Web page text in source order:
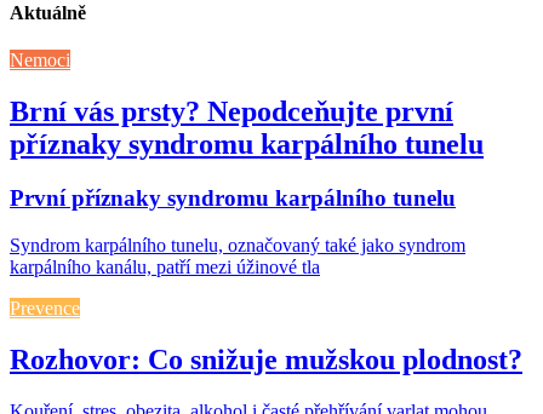
Aktuálně
Nemoci
Brní vás prsty? Nepodceňujte první
příznaky syndromu karpálního tunelu
První příznaky syndromu karpálního tunelu
Syndrom karpálního tunelu, označovaný také jako syndrom
karpálního kanálu, patří mezi úžinové tla
Prevence
Rozhovor: Co snižuje mužskou plodnost?